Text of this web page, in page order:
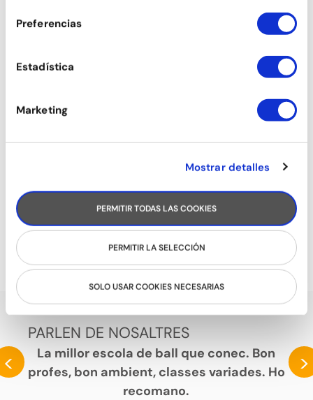
Preferencias
Estadística
Marketing
Mostrar detalles
PERMITIR TODAS LAS COOKIES
PERMITIR LA SELECCIÓN
SOLO USAR COOKIES NECESARIAS
SALSA AMB TIMBA
PARLEN DE NOSALTRES
<
La millor escola de ball que conec. Bon
profes, bon ambient, classes variades. Ho
recomano.
>